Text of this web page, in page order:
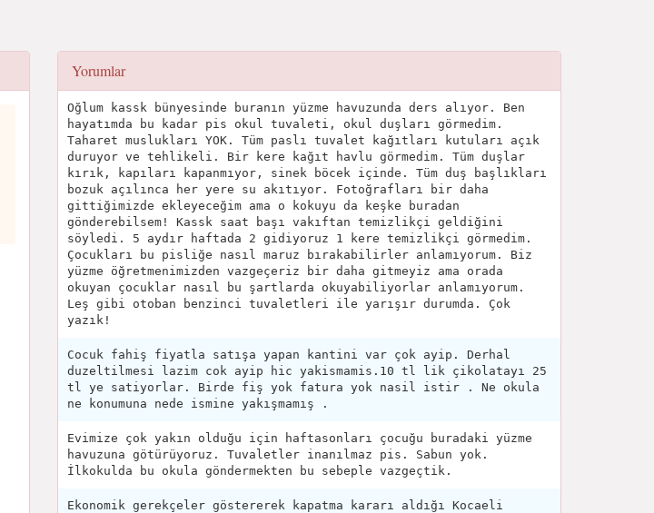
Yorumlar
Oğlum kassk bünyesinde buranın yüzme havuzunda ders alıyor. Ben
hayatımda bu kadar pis okul tuvaleti, okul duşları görmedim.
Taharet muslukları YOK. Tüm paslı tuvalet kağıtları kutuları açık
duruyor ve tehlikeli. Bir kere kağıt havlu görmedim. Tüm duşlar
kırık, kapıları kapanmıyor, sinek böcek içinde. Tüm duş başlıkları
bozuk açılınca her yere su akıtıyor. Fotoğrafları bir daha
gittiğimizde ekleyeceğim ama o kokuyu da keşke buradan
gönderebilsem! Kassk saat başı vakıftan temizlikçi geldiğini
söyledi. 5 aydır haftada 2 gidiyoruz 1 kere temizlikçi görmedim.
Çocukları bu pisliğe nasıl maruz bırakabilirler anlamıyorum. Biz
yüzme öğretmenimizden vazgeçeriz bir daha gitmeyiz ama orada
okuyan çocuklar nasıl bu şartlarda okuyabiliyorlar anlamıyorum.
Leş gibi otoban benzinci tuvaletleri ile yarışır durumda. Çok
yazık!
Cocuk fahiş fiyatla satışa yapan kantini var çok ayip. Derhal
duzeltilmesi lazim cok ayip hic yakismamis.10 tl lik çikolatayı 25
tl ye satiyorlar. Birde fiş yok fatura yok nasil istir . Ne okula
ne konumuna nede ismine yakışmamış .
Evimize çok yakın olduğu için haftasonları çocuğu buradaki yüzme
havuzuna götürüyoruz. Tuvaletler inanılmaz pis. Sabun yok.
İlkokulda bu okula göndermekten bu sebeple vazgeçtik.
Ekonomik gerekçeler göstererek kapatma kararı aldığı Kocaeli